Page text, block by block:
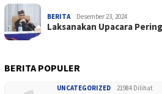
BERITA Desember 23, 2024
Laksanakan Upacara
BERITA POPULER
UNCATEGORIZED 21984 Dilihat